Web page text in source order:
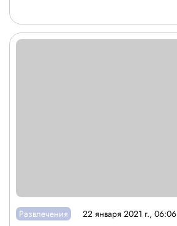
Развлечения 22 января 2021 г., 06:06